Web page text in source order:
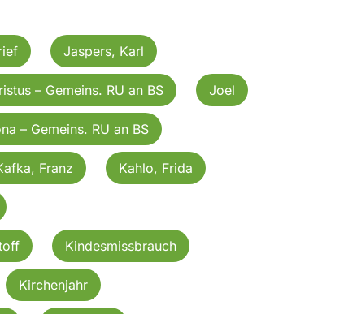
Jaspers, Karl
– Gemeins. RU an BS Joel
– Gemeins. RU an BS
Franz Kahlo, Frida
Kindesmissbrauch
Kirchenjahr